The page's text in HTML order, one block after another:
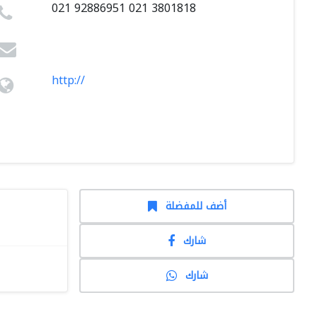
021 92886951 021 3801818
http://
أضف للمفضلة
شارك
شارك